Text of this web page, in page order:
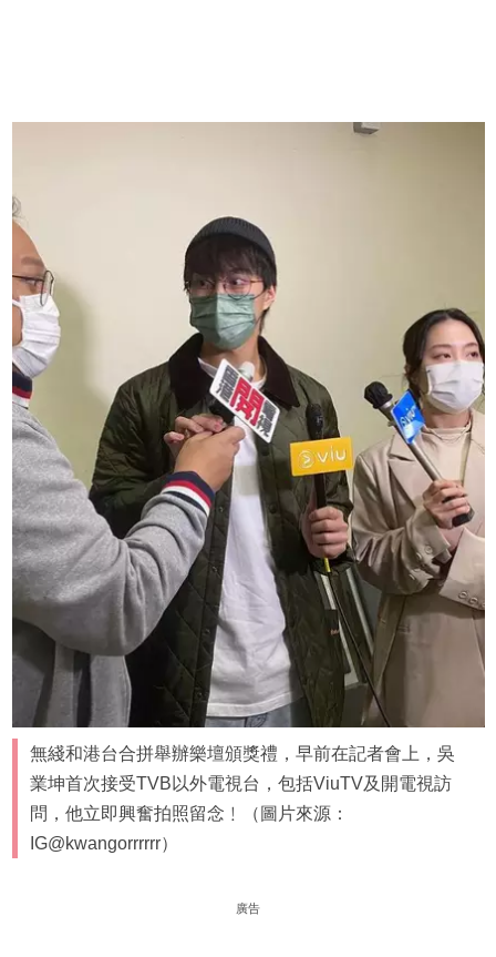
無綫和港台合拼舉辦樂壇頒獎禮，早前在記者會上，吳
業坤首次接受TVB以外電視台，包括ViuTV及開電視訪
問，他立即興奮拍照留念﹗（圖片來源：
IG@kwangorrrrrr）
廣告